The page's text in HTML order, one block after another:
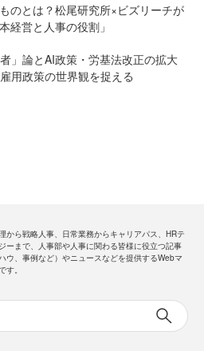
のとは？松尾研究所×ビズリーチが
経営と人事の役割」
」論とAI政策・労基法改正の拡大
政策の世界観を捉える
から戦略人事、日常業務からキャリアパス、HRテ
ーまで、人事部や人事に関わる皆様に役立つ記事
ハウ、事例など）やニュースなどを提供するWebマ
す。